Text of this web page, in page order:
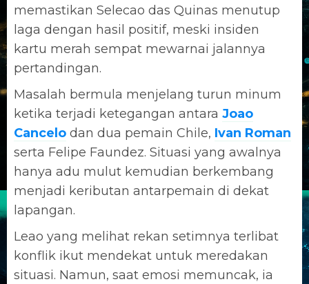
memastikan Selecao das Quinas menutup
laga dengan hasil positif, meski insiden
kartu merah sempat mewarnai jalannya
pertandingan.
Masalah bermula menjelang turun minum
ketika terjadi ketegangan antara Joao
Cancelo dan dua pemain Chile, Ivan Roman
serta Felipe Faundez. Situasi yang awalnya
hanya adu mulut kemudian berkembang
menjadi keributan antarpemain di dekat
lapangan.
Leao yang melihat rekan setimnya terlibat
konflik ikut mendekat untuk meredakan
situasi. Namun, saat emosi memuncak, ia